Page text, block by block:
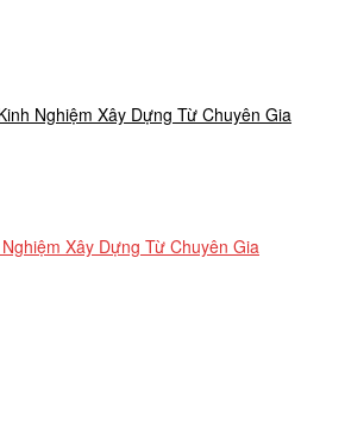
Nghiệm Xây Dựng Từ Chuyên Gia
Xây Dựng Từ Chuyên Gia